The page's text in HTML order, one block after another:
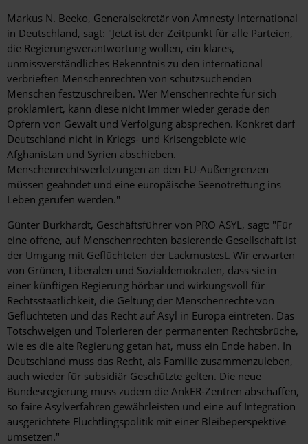
Markus N. Beeko, Generalsekretär von Amnesty International
in Deutschland, sagt: "Jetzt ist der Zeitpunkt für alle Parteien,
die Regierungsverantwortung wollen, ein klares,
unmissverständliches Bekenntnis zu den international
verbrieften Menschenrechten von schutzsuchenden
Menschen festzuschreiben. Wer Menschenrechte für sich
proklamiert, kann diese nicht immer wieder gerade den
Opfern von Gewalt und Verfolgung absprechen. Konkret darf
Deutschland nicht in Kriegs- und Krisengebiete wie
Afghanistan und Syrien abschieben.
Menschenrechtsverletzungen an den EU-Außengrenzen
müssen geahndet und eine europäische Seenotrettung ins
Leben gerufen werden."
Günter Burkhardt, Geschäftsführer von PRO ASYL, sagt: "Für
eine offene, auf Menschenrechten basierende Gesellschaft ist
der Umgang mit Geflüchteten der Lackmustest. Wir erwarten
von Grünen, Liberalen und Sozialdemokraten, dass sie in
einer künftigen Regierung hörbar und wirkungsvoll für
Rechtsstaatlichkeit, die Geltung der Menschenrechte von
Geflüchteten und das Recht auf Asyl in Europa eintreten. Das
Totschweigen und Tolerieren der permanenten Rechtsbrüche,
wie es die alte Regierung getan hat, muss ein Ende haben. In
Deutschland muss das Recht, als Familie zusammenzuleben,
auch wieder für subsidiär Geschützte gelten. Die neue
Bundesregierung muss zudem die AnkER-Zentren abschaffen,
so faire Asylverfahren gewährleisten und eine auf Integration
ausgerichtete Flüchtlingspolitik mit einer Bleibeperspektive
umsetzen."